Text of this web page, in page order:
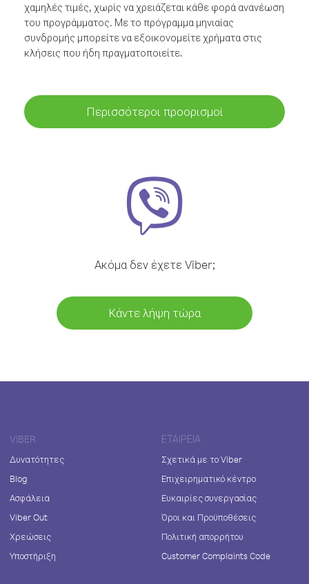
χαμηλές τιμές, χωρίς να χρειάζεται κάθε φορά ανανέωση
του προγράμματος. Με το πρόγραμμα μηνιαίας
συνδρομής μπορείτε να εξοικονομείτε χρήματα στις
κλήσεις που ήδη πραγματοποιείτε.
Περισσότεροι προορισμοί
Ακόμα δεν έχετε Viber;
Κάντε λήψη τώρα
VIBER
Δυνατότητες
Blog
Ασφάλεια
Viber Out
Χρεώσεις
Υποστήριξη
ΕΤΑΙΡΕΊΑ
Σχετικά με το Viber
Επιχειρηματικό κέντρο
Ευκαιρίες συνεργασίας
Όροι και Προϋποθέσεις
Πολιτική απορρήτου
Customer Complaints Code